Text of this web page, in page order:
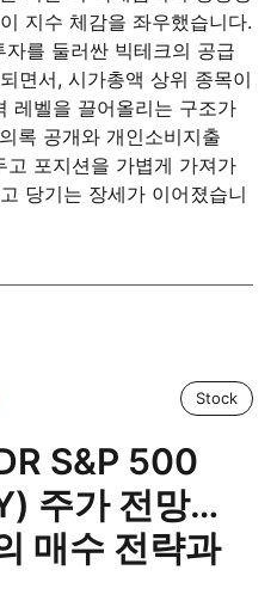
지수 체감을 좌우했습니다.
를 둘러싼 빅테크의 공급
면서, 시가총액 상위 종목이
레벨을 끌어올리는 구조가
록 공개와 개인소비지출
포지션을 가볍게 가져가
당기는 장세가 이어졌습니
Stock
S&P 500
주가 전망…
매수 전략과